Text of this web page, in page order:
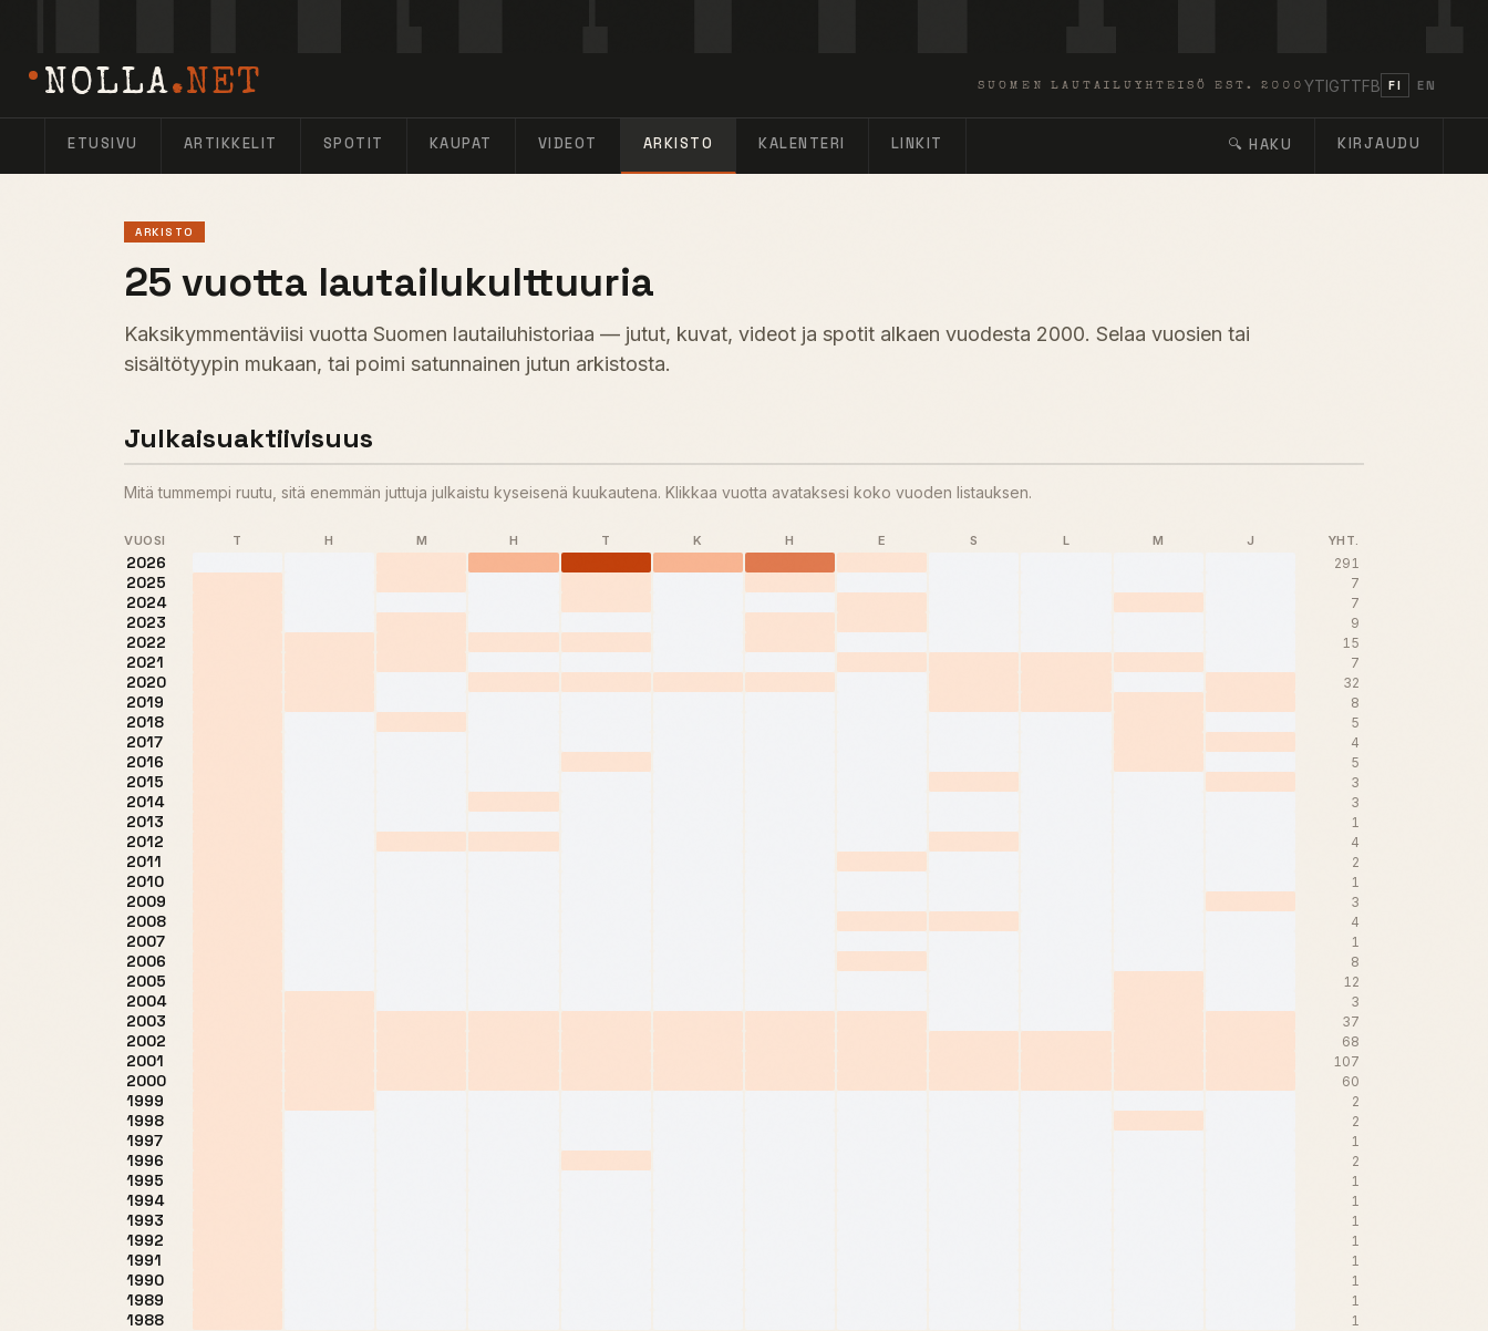
NOLLA.NET SUOMEN LAUTAILUYHTEISÖ EST. 2000 YTIGTTFB FI EN
ETUSIVU ARTIKKELIT SPOTIT KAUPAT VIDEOT ARKISTO KALENTERI LINKIT 🔍 HAKU KIRJAUDU
ARKISTO
25 vuotta lautailukulttuuria
Kaksikymmentäviisi vuotta Suomen lautailuhistoriaa — jutut, kuvat, videot ja spotit alkaen vuodesta 2000. Selaa vuosien tai
sisältötyypin mukaan, tai poimi satunnainen jutun arkistosta.
Julkaisuaktiivisuus
Mitä tummempi ruutu, sitä enemmän juttuja julkaistu kyseisenä kuukautena. Klikkaa vuotta avataksesi koko vuoden listauksen.
VUOSI T H M H T K H E S L M J YHT.
2026 291
2025 7
2024 7
2023 9
2022 15
2021 7
2020 32
2019 8
2018 5
2017 4
2016 5
2015 3
2014 3
2013 1
2012 4
2011 2
2010 1
2009 3
2008 4
2007 1
2006 8
2005 12
2004 3
2003 37
2002 68
2001 107
2000 60
1999 2
1998 2
1997 1
1996 2
1995 1
1994 1
1993 1
1992 1
1991 1
1990 1
1989 1
1988 1